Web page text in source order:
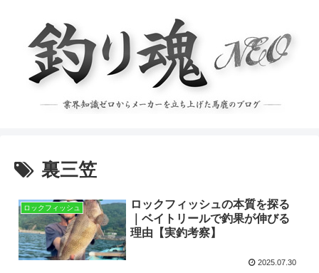
裏三笠
ロックフィッシュ
ロックフィッシュの本質を探る
｜ベイトリールで釣果が伸びる
理由【実釣考察】
2025.07.30